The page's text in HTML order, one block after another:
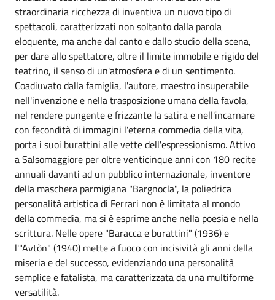
straordinaria ricchezza di inventiva un nuovo tipo di
spettacoli, caratterizzati non soltanto dalla parola
eloquente, ma anche dal canto e dallo studio della scena,
per dare allo spettatore, oltre il limite immobile e rigido del
teatrino, il senso di un'atmosfera e di un sentimento.
Coadiuvato dalla famiglia, l'autore, maestro insuperabile
nell'invenzione e nella trasposizione umana della favola,
nel rendere pungente e frizzante la satira e nell'incarnare
con fecondità di immagini l'eterna commedia della vita,
porta i suoi burattini alle vette dell'espressionismo. Attivo
a Salsomaggiore per oltre venticinque anni con 180 recite
annuali davanti ad un pubblico internazionale, inventore
della maschera parmigiana "Bargnocla", la poliedrica
personalità artistica di Ferrari non è limitata al mondo
della commedia, ma si è esprime anche nella poesia e nella
scrittura. Nelle opere "Baracca e burattini" (1936) e
l'"Avtòn" (1940) mette a fuoco con incisività gli anni della
miseria e del successo, evidenziando una personalità
semplice e fatalista, ma caratterizzata da una multiforme
versatilità.